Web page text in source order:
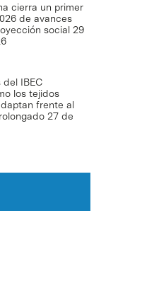
cierra un primer
de avances
social 29
del IBEC
los tejidos
frente al
27 de